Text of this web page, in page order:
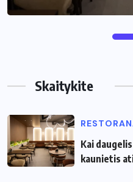
Skaitykite
Kai
kaunietis